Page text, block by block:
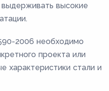
высокие
2006 необходимо
проекта или
характеристики стали и